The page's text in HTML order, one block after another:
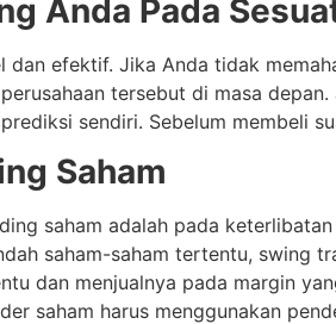
Anda Pada
dan efektif. Jika Anda tidak
tersebut di masa
sendiri. Sebelum membeli
Saham
saham adalah pada
saham-saham tertentu, swing
dan menjualnya pada margin
saham harus menggunakan